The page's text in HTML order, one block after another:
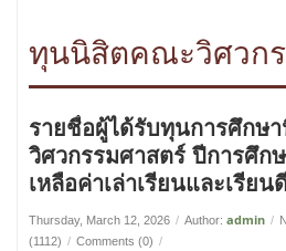
ทุนนิสิตคณะวิศวก
รายชื่อผู้ได้รับทุนการศึกษ
วิศวกรรมศาสตร์ ปีการศึก
เหลือค่าเล่าเรียนและเรีย
Thursday, March 12, 2026 / Author: admin /
(1112) / Comments (0) /